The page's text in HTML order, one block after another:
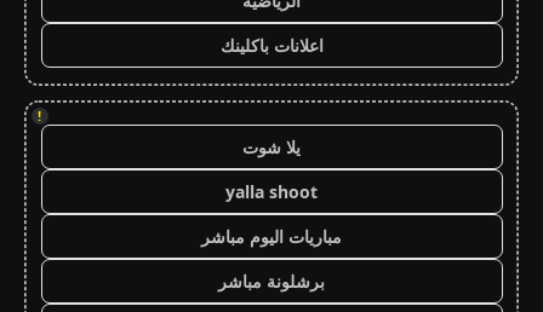
اعلانات باكلينك
!
يلا شوت
yalla shoot
مباريات اليوم مباشر
برشلونة مباشر